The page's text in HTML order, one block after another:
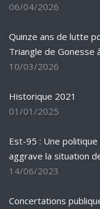
06/04/2026
Quinze ans de lutte
Triangle de Gonesse
10/03/2026
Historique 2021
01/01/2025
Est-95 : Une
aggrave la situation
14/06/2023
Concertations